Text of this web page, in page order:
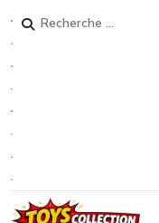
Rechercher